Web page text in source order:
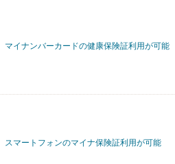
マイナンバーカードの健康保険証利用が可能
スマートフォンのマイナ保険証利用が可能